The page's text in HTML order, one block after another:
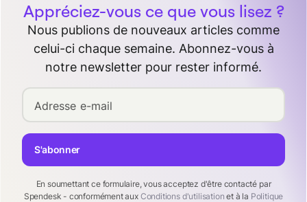
Appréciez-vous ce que vous lisez ?
Nous publions de nouveaux articles comme
celui-ci chaque semaine. Abonnez-vous à
notre newsletter pour rester informé.
Adresse e-mail
En soumettant ce formulaire, vous acceptez d'être contacté par
Spendesk - conformément aux Conditions d'utilisation et à la Politique
S'abonner